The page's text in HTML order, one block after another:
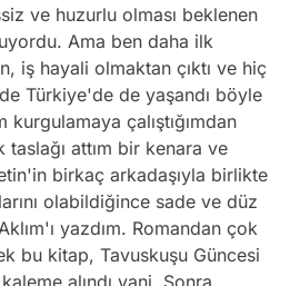
ve huzurlu olması beklenen
Ama ben daha ilk
iş hayali olmaktan çıktı ve hiç
Türkiye'de de yaşandı böyle
çalıştığımdan
taslağı attım bir kenara ve
birkaç arkadaşıyla birlikte
olabildiğince sade ve düz
yazdım. Romandan çok
bu kitap, Tavuskuşu Güncesi
alındı yani. Sonra